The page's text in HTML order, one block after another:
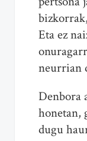
Eta ez
neurrian
Denbora
honetan,
dugu